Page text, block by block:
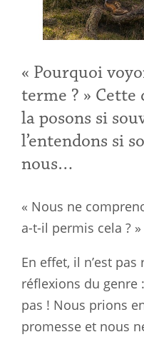
« Pourquoi
terme ? » Cette
la posons si
l’entendons si
nous…
« Nous ne
a-t-il permis cela ? »
En effet, il n’est
réflexions du genre
pas ! Nous prions
promesse et nous